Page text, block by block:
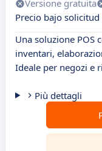
Versione gratuita
Precio bajo solicitud
Una soluzione POS
inventari,
Ideale per negozi e
Più dettagli